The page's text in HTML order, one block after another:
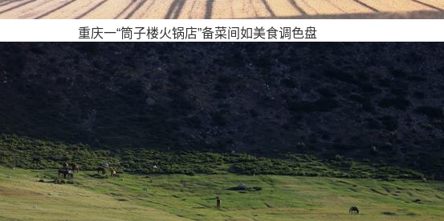
重庆一“筒子楼火锅店”备菜间如美食调色盘